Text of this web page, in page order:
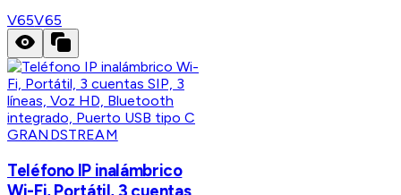
V65V65
GRANDSTREAM
Teléfono IP inalámbrico